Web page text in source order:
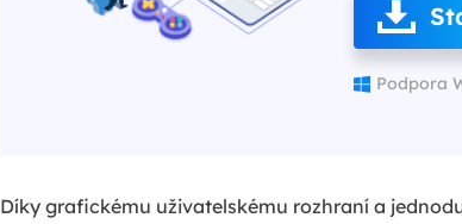
Podpora
Díky grafickému uživatelskému rozhraní a